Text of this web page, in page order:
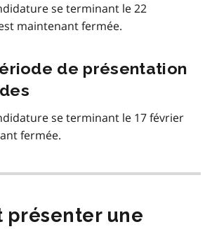
se terminant le 22
maintenant fermée.
de présentation
se terminant le 17 février
fermée.
présenter une